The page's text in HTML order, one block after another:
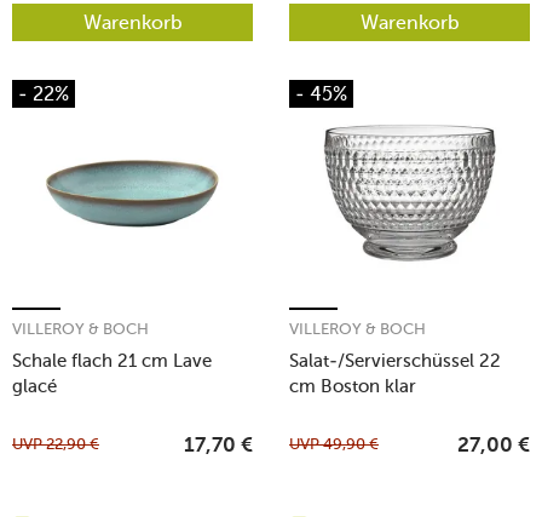
Warenkorb Warenkorb
- 22%
Schale flach 21 cm Lave
glacé
VILLEROY & BOCH
UVP22,90 € 17,70 €
- 45%
Salat-/Servierschüssel 22
cm Boston klar
VILLEROY & BOCH
UVP49,90 € 27,00 €